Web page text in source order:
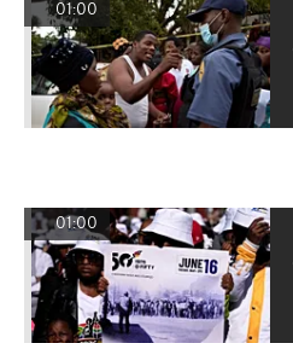
01:00
01:00